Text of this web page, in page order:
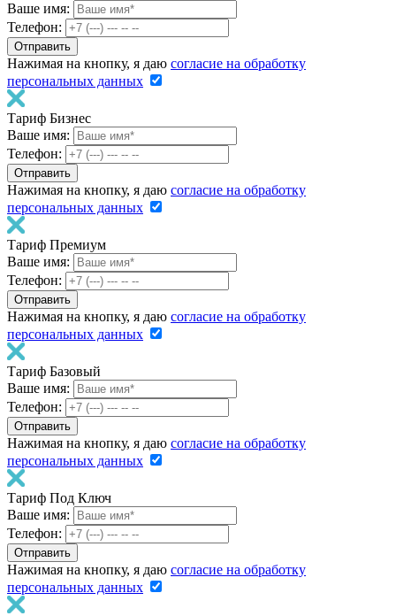
Ваше имя:
Телефон:
Нажимая на кнопку, я даю согласие на обработку
персональных данных
Тариф Бизнес
Ваше имя:
Телефон:
Нажимая на кнопку, я даю согласие на обработку
персональных данных
Тариф Премиум
Ваше имя:
Телефон:
Нажимая на кнопку, я даю согласие на обработку
персональных данных
Тариф Базовый
Ваше имя:
Телефон:
Нажимая на кнопку, я даю согласие на обработку
персональных данных
Тариф Под Ключ
Ваше имя:
Телефон:
Нажимая на кнопку, я даю согласие на обработку
персональных данных